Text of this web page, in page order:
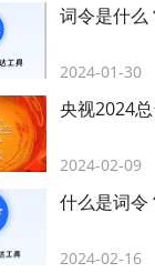
词令是什么
2024-01-30
央视2024
2024-02-09
什么是词令
2024-02-16